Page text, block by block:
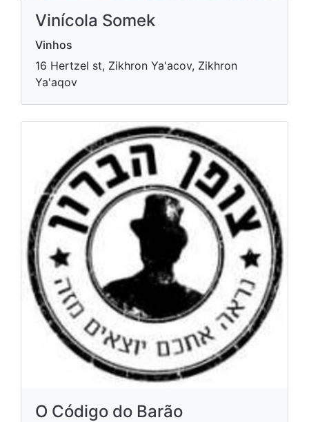
Vinícola Somek
Vinhos
16 Hertzel st, Zikhron Ya'acov, Zikhron
Ya'aqov
O Código do Barão